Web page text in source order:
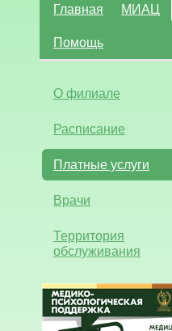
Главная МИАЦ
Помощь
О филиале
Расписание
Платные услуги
Врачи
Территория
обслуживания